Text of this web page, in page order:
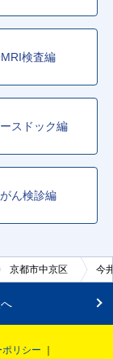
検査編
スドック編
ん検診編
京都市中京区 今
リシー